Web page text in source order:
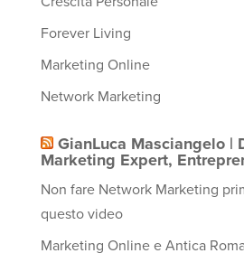
Forever Living
Marketing Online
Network Marketing
GianLuca Masciangelo |
Marketing Expert,
Non fare Network Marketing
questo video
Marketing Online e Antica